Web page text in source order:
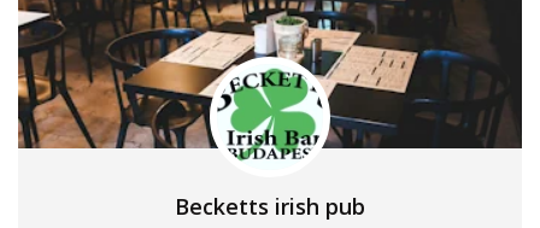
Becketts irish pub